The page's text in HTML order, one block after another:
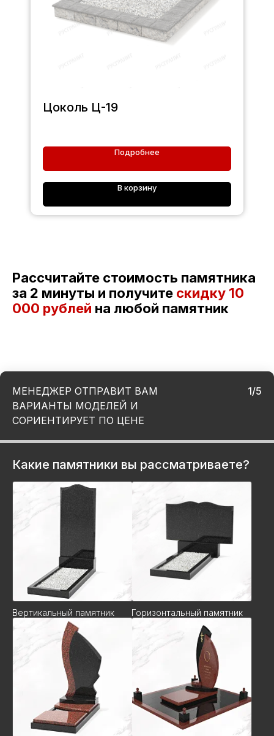
Цоколь Ц-19
Подробнее
В корзину
Рассчитайте стоимость памятника
за 2 минуты и получите скидку 10
000 рублей на любой памятник
МЕНЕДЖЕР ОТПРАВИТ ВАМ
ВАРИАНТЫ МОДЕЛЕЙ И
СОРИЕНТИРУЕТ ПО ЦЕНЕ
1/5
Какие памятники вы рассматриваете?
Вертикальный памятник Горизонтальный памятник